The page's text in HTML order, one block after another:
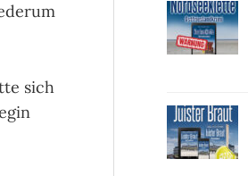
sich